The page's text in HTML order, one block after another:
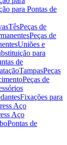
para Pontas de
TêsPeças de
Peças de
Uniões e
para
de
TampasPeças
Peças de
Fixações para
Aço
Aço
Pontas de